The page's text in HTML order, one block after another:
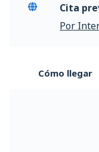
Cita
Por
Cómo llegar